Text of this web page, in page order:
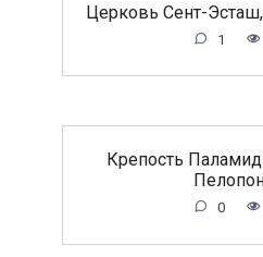
Церковь Сент-
1
Крепость
0